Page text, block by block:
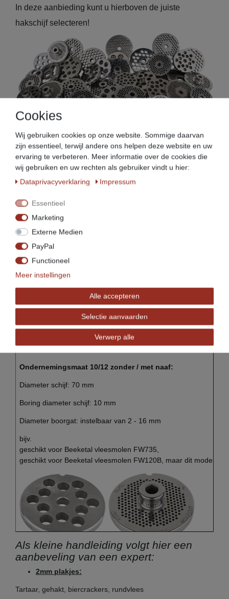
In deze aanbieding kunt u hierboven de juiste
hakschijf selecteren!
Enterprise Gr. 8 zonder naaf:
Gatdiameter: instelbaar van 2 - 16 mm
bijv. geschikt voor Beeketal vleesmolen FW300
(voorbeeld afbeelding)
Ondernemingsmaat 10/12 zonder / met naaf:
Diameter schijf: 70 mm
Boring diameter schijf: 10 mm
Diameter boorgat: instelbaar van 2 - 16 mm
bijv.
geschikt voor Beeketal vleesmolen FW735,
geschikt voor Beeketal vleesmolen FW120B, maar dit model
(voorbeeld afbeelding)
Ondernemingsmaat 22 zonder / met naaf:
Als kleine handleiding volgt hier een
aanbeveling van een expert:
2mm plakjes:
Tartaar, gehakt, biercrackers, rundvlees
Cookies
Wij gebruiken cookies op onze website. Sommige daarvan
zijn essentieel, terwijl andere ons helpen deze website en uw
ervaring te verbeteren. Meer informatie over de cookies die
wij gebruiken en uw rechten als gebruiker vindt u hier:
Data­privacy­verklaring
Impressum
Essentieel
Marketing
Externe Medien
PayPal
Functioneel
Meer instellingen
Alle accepteren
Selectie aanvaarden
Verwerp alle